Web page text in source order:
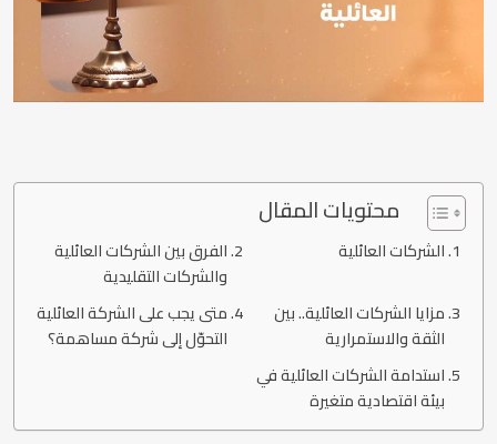
محتويات المقال
الشركات العائلية
الفرق بين الشركات العائلية
والشركات التقليدية
مزايا الشركات العائلية.. بين
الثقة والاستمرارية
متى يجب على الشركة العائلية
التحوّل إلى شركة مساهمة؟
استدامة الشركات العائلية في
بيئة اقتصادية متغيرة